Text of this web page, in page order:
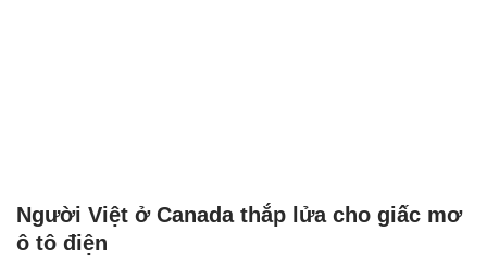
Người Việt ở Canada thắp lửa cho giấc mơ
ô tô điện